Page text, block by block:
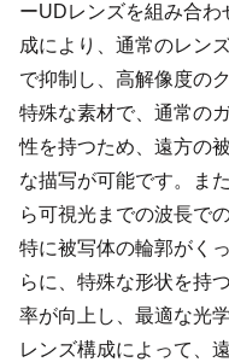
ーUDレンズを組み合
成により、通常のレン
で抑制し、高解像度の
特殊な素材で、通常の
性を持つため、遠方の
な描写が可能です。ま
ら可視光までの波長で
特に被写体の輪郭がく
らに、特殊な形状を持
率が向上し、最適な光
レンズ構成によって、